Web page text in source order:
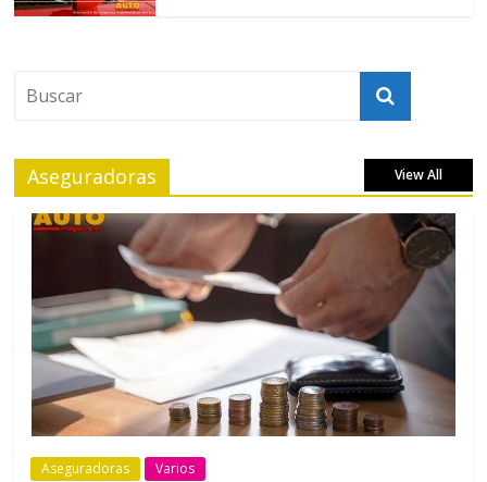
Aseguradoras View All
Aseguradoras Varios